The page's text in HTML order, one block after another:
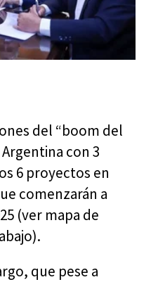
del “boom del
con 3
6 proyectos en
comenzarán a
(ver mapa de
que pese a